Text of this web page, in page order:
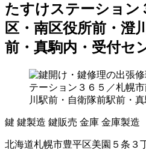
たすけステーション
区・南区役所前・澄
前・真駒内・受付セ
鍵 鍵製造 鍵販売 金庫 金庫製造
北海道札幌市豊平区美園５条３